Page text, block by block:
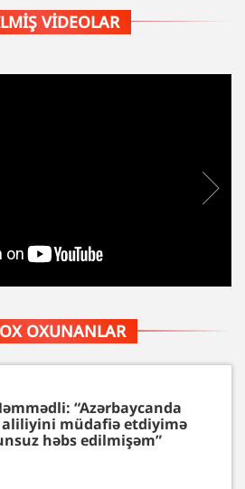
VIDEOLAR
OXUNANLAR
“Azərbaycanda
müdafiə etdiyimə
həbs edilmişəm”